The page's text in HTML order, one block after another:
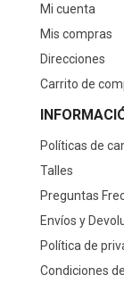
Mi cuenta
Mis compras
Direcciones
Carrito de
Políticas de
Talles
Preguntas
Envíos y
Política de
Condiciones